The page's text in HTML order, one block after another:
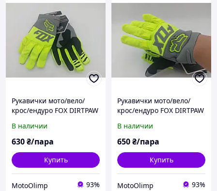
Рукавички мото/вело/
крос/ендуро FOX DIRTPAW
(яскраво зелені) з сірим
р.S
В наличии
630₴/пара
Купить
MotoOlimp 93%
Рукавички мото/вело/
крос/ендуро FOX DIRTPAW
(яскраво зелені) з сірим
р.L
В наличии
650₴/пара
Купить
MotoOlimp 93%